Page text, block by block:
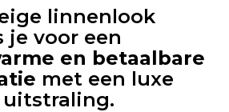
linnenlook
je voor een
en betaalbare
met een luxe